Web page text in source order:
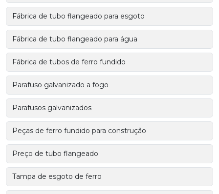
Fábrica de tubo flangeado para esgoto
Fábrica de tubo flangeado para água
Fábrica de tubos de ferro fundido
Parafuso galvanizado a fogo
Parafusos galvanizados
Peças de ferro fundido para construção
Preço de tubo flangeado
Tampa de esgoto de ferro